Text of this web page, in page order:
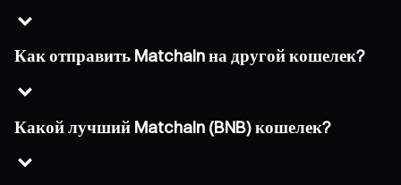
Как отправить Matchain на другой кошелек?
Какой лучший Matchain (BNB) кошелек?